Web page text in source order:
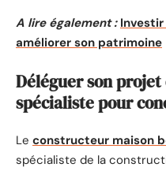
A lire également : Investir
améliorer son patrimoine
Déléguer son
spécialiste pour
Le constructeur maison
spécialiste de la